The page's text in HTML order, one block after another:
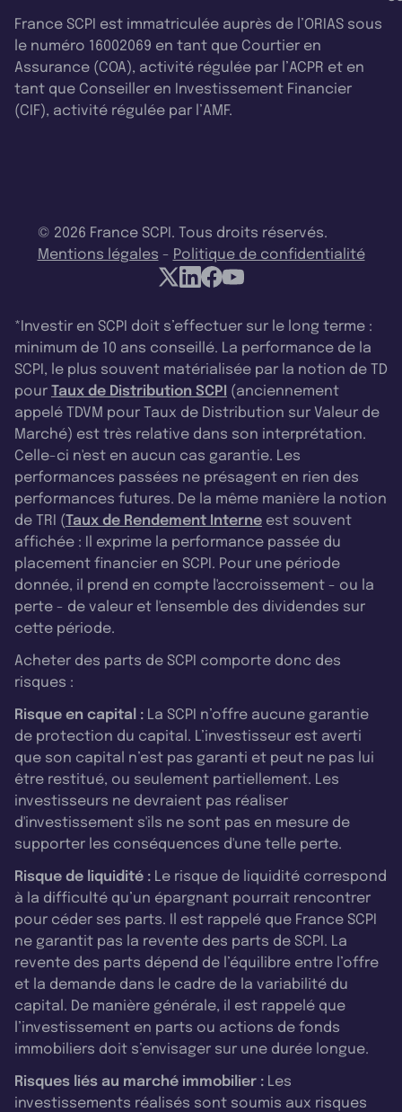
France SCPI est immatriculée auprès de l’ORIAS sous
le numéro 16002069 en tant que Courtier en
Assurance (COA), activité régulée par l’ACPR et en
tant que Conseiller en Investissement Financier
(CIF), activité régulée par l’AMF.
© 2026 France SCPI. Tous droits réservés.
Mentions légales - Politique de confidentialité
*Investir en SCPI doit s’effectuer sur le long terme :
minimum de 10 ans conseillé. La performance de la
SCPI, le plus souvent matérialisée par la notion de TD
pour Taux de Distribution SCPI (anciennement
appelé TDVM pour Taux de Distribution sur Valeur de
Marché) est très relative dans son interprétation.
Celle-ci n'est en aucun cas garantie. Les
performances passées ne présagent en rien des
performances futures. De la même manière la notion
de TRI (Taux de Rendement Interne est souvent
affichée : Il exprime la performance passée du
placement financier en SCPI. Pour une période
donnée, il prend en compte l'accroissement - ou la
perte - de valeur et l'ensemble des dividendes sur
cette période.
Acheter des parts de SCPI comporte donc des
risques :
Risque en capital : La SCPI n’offre aucune garantie
de protection du capital. L’investisseur est averti
que son capital n’est pas garanti et peut ne pas lui
être restitué, ou seulement partiellement. Les
investisseurs ne devraient pas réaliser
d'investissement s'ils ne sont pas en mesure de
supporter les conséquences d'une telle perte.
Risque de liquidité : Le risque de liquidité correspond
à la difficulté qu’un épargnant pourrait rencontrer
pour céder ses parts. Il est rappelé que France SCPI
ne garantit pas la revente des parts de SCPI. La
revente des parts dépend de l’équilibre entre l’offre
et la demande dans le cadre de la variabilité du
capital. De manière générale, il est rappelé que
l’investissement en parts ou actions de fonds
immobiliers doit s’envisager sur une durée longue.
Risques liés au marché immobilier : Les
investissements réalisés sont soumis aux risques